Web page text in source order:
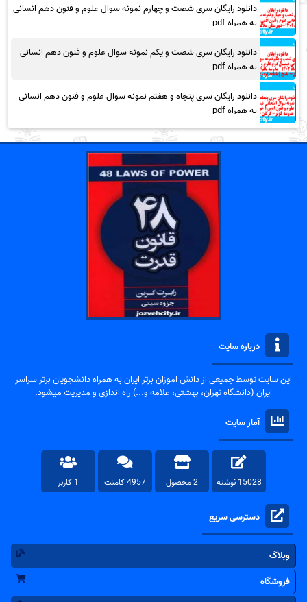
دانلود رایگان سری شصت و چهارم نمونه سوال علوم و فنون دهم انسانی
به همراه pdf
دانلود رایگان سری شصت و یکم نمونه سوال علوم و فنون دهم انسانی
به همراه pdf
دانلود رایگان سری پنجاه و هفتم نمونه سوال علوم و فنون دهم انسانی
به همراه pdf
درباره سایت
این سایت توسط جمیعی از دانش اموزان برتر ایران به همراه دانشجویان برتر سراسر
ایران (دانشگاه تهران، بهشتی، علامه و...) راه اندازی و مدیریت میشود.
آمار سایت
15028 نوشته 2 محصول 4957 کامنت 1 کاربر
دسترسی سریع
وبلاگ
فروشگاه